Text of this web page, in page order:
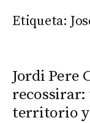
Etiqueta:
Jordi Pere
territorio y